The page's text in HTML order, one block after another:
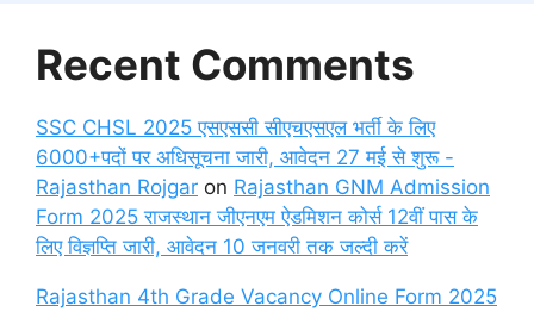
Recent Comments
SSC CHSL 2025 एसएससी सीएचएसएल भर्ती के लिए
6000+पदों पर अधिसूचना जारी, आवेदन 27 मई से शुरू -
Rajasthan Rojgar on Rajasthan GNM Admission
Form 2025 राजस्थान जीएनएम ऐडमिशन कोर्स 12वीं पास के
लिए विज्ञप्ति जारी, आवेदन 10 जनवरी तक जल्दी करें
Rajasthan 4th Grade Vacancy Online Form 2025